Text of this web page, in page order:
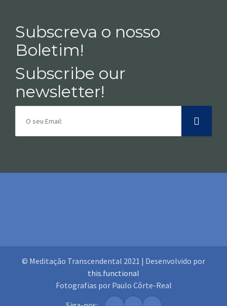
Subscreva o nosso
Boletim!
Subscribe our
newsletter!
© Meditação Transcendental 2021 | Desenvolvido por
this.functional
Fotografias por Paulo Côrte-Real